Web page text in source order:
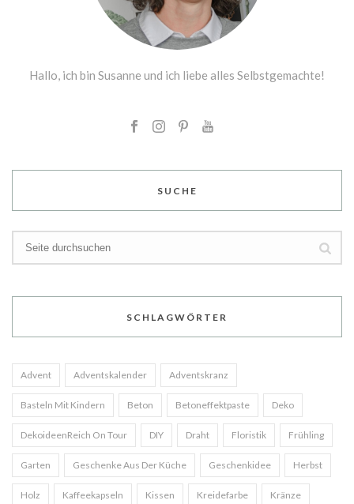
Hallo, ich bin Susanne und ich liebe alles Selbstgemachte!
SUCHE
SCHLAGWÖRTER
Advent Adventskalender Adventskranz
Basteln Mit Kindern Beton Betoneffektpaste Deko
DekoideenReich On Tour DIY Draht Floristik Frühling
Garten Geschenke Aus Der Küche Geschenkidee Herbst
Holz Kaffeekapseln Kissen Kreidefarbe Kränze